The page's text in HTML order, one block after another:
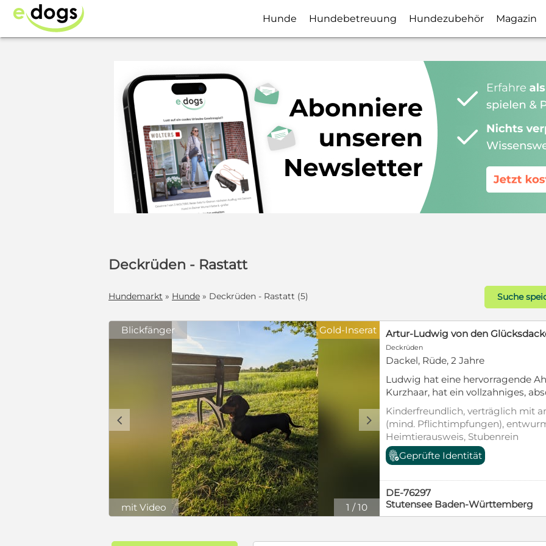
Hunde Hundebetreuung Hundezubehör Magazin
Deckrüden - Rastatt
Hundemarkt » Hunde » Deckrüden - Rastatt (5) Suche
Blickfänger
1 /10
c d
mit Video
Gold-Inserat
Deckrüden
Dackel, Rüde, 2 Jahre
Ludwig hat eine hervorragende
Kurzhaar, hat ein vollzahniges,
Scherengebiss (6/6), ist
Rassevertreter mit bestem,
und verträglich mit großen und
auf non-merle steht er auch
zur Verfügung, Patella-
Zucht zugelassen. Ebenso hat
Ausstellungserfolge vorzuweisen:
Weltjugendsieger 2025,
Sieger 2024 und 2025, Grenzland
2O25, Worldcup Winner 2024,
Kinderfreundlich, verträglich mit
(mind. Pflichtimpfungen),
Heimtierausweis, Stubenrein
Geprüfte Identität
DE-76297
Stutensee Baden-Württemberg